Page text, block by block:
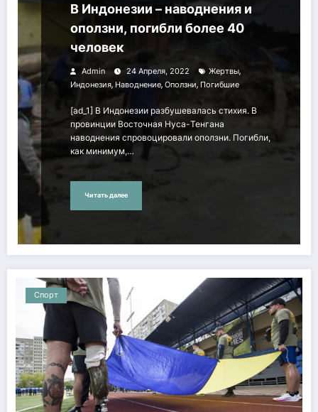
В Индонезии – наводнения и
оползни, погибли более 40
человек
Admin 24 Апреля, 2022 Жертвы,
Индонезия, Наводнение, Оползни, Погибшие
[ad_1] В Индонезии разбушевалась стихия. В
провинции Восточная Нуса-Тенгана
наводнения спровоцировали оползни. Погибли,
как минимум,…
Читать далее
Спорт